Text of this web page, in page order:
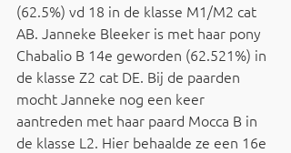
(62.5%) vd 18 in de klasse M1/M2 cat
AB. Janneke Bleeker is met haar pony
Chabalio B 14e geworden (62.521%) in
de klasse Z2 cat DE. Bij de paarden
mocht Janneke nog een keer
aantreden met haar paard Mocca B in
de klasse L2. Hier behaalde ze een 16e